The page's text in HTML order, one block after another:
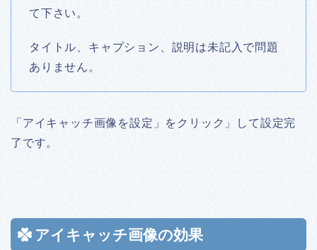
て下さい。
タイトル、キャプション、説明は未記入で問題
ありません。
「アイキャッチ画像を設定」をクリック」して設定完
了です。
アイキャッチ画像の効果